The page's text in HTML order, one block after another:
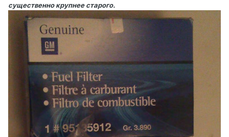
существенно крупнее старого.